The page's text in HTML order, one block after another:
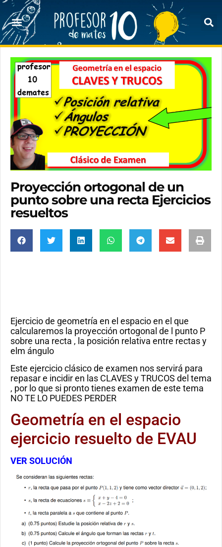
Proyección ortogonal de un
punto sobre una recta Ejercicios
resueltos
Ejercicio de geometría en el espacio en el que
calcularemos la proyección ortogonal de l punto P
sobre una recta , la posición relativa entre rectas y
elm ángulo
Este ejercicio clásico de examen nos servirá para
repasar e incidir en las CLAVES y TRUCOS del tema
, por lo que si pronto tienes examen de este tema
NO TE LO PUEDES PERDER
Geometría en el espacio
ejercicio resuelto de EVAU
VER SOLUCIÓN